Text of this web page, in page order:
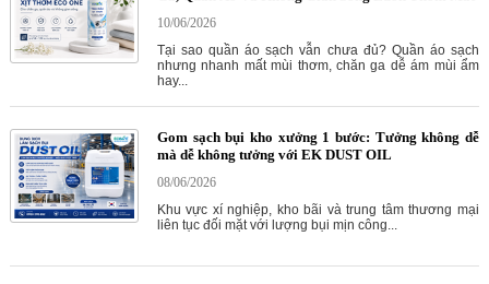
10/06/2026
Tại sao quần áo sạch vẫn chưa đủ? Quần áo sạch
nhưng nhanh mất mùi thơm, chăn ga dễ ám mùi ẩm
hay...
Gom sạch bụi kho xưởng 1 bước: Tưởng không dễ
mà dễ không tưởng với EK DUST OIL
08/06/2026
Khu vực xí nghiệp, kho bãi và trung tâm thương mại
liên tục đối mặt với lượng bụi mịn công...